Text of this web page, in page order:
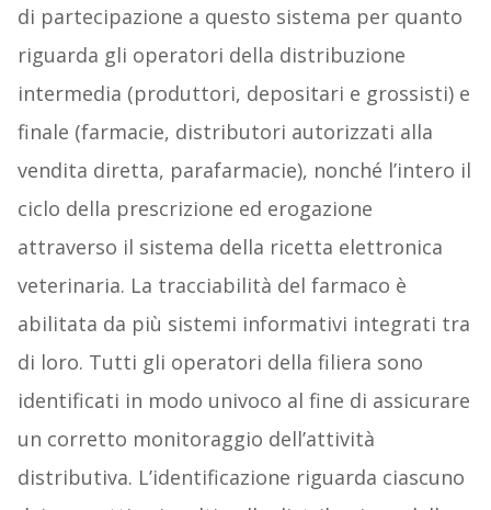
di partecipazione a questo sistema per quanto
riguarda gli operatori della distribuzione
intermedia (produttori, depositari e grossisti) e
finale (farmacie, distributori autorizzati alla
vendita diretta, parafarmacie), nonché l’intero il
ciclo della prescrizione ed erogazione
attraverso il sistema della ricetta elettronica
veterinaria. La tracciabilità del farmaco è
abilitata da più sistemi informativi integrati tra
di loro. Tutti gli operatori della filiera sono
identificati in modo univoco al fine di assicurare
un corretto monitoraggio dell’attività
distributiva. L’identificazione riguarda ciascuno